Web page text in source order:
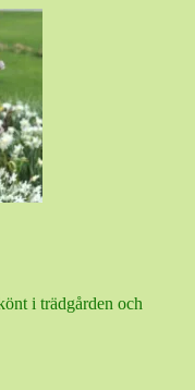
i trädgården och